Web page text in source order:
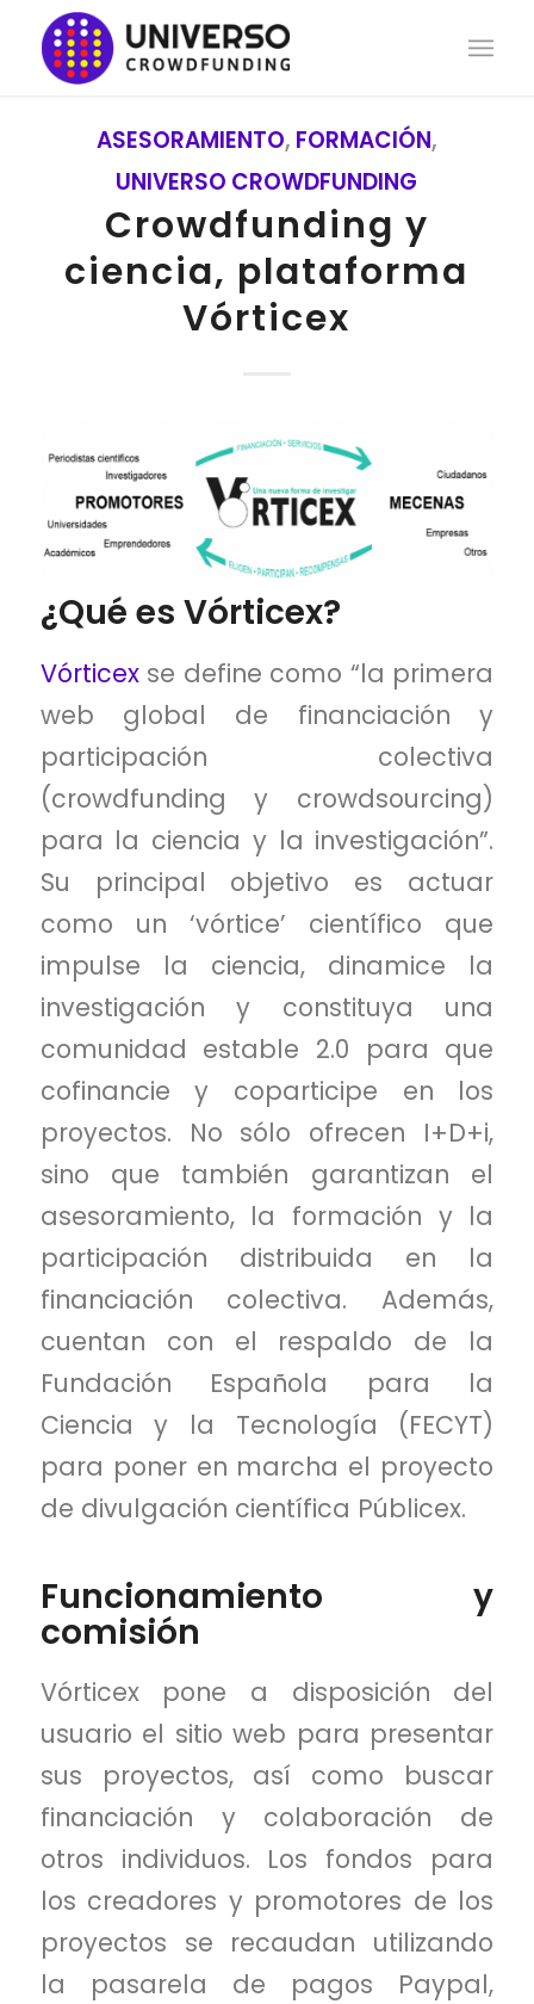
ASESORAMIENTO, FORMACIÓN,
UNIVERSO CROWDFUNDING
Crowdfunding y
ciencia, plataforma
Vórticex
¿Qué es Vórticex?
Vórticexse define como “la primera
web global de financiación y
participación colectiva
(crowdfunding y crowdsourcing)
para la ciencia y la investigación”.
Su principal objetivo es actuar
como un ‘vórtice’ científico que
impulse la ciencia, dinamice la
investigación y constituya una
comunidad estable 2.0 para que
cofinancie y coparticipe en los
proyectos. No sólo ofrecen I+D+i,
sino que también garantizan el
asesoramiento, la formación y la
participación distribuida en la
financiación colectiva. Además,
cuentan con el respaldo de la
Fundación Española para la
Ciencia y la Tecnología (FECYT)
para poner en marcha el proyecto
de divulgación científica Públicex.
Funcionamiento y
comisión
Vórticex pone a disposición del
usuario el sitio web para presentar
sus proyectos, así como buscar
financiación y colaboración de
otros individuos. Los fondos para
los creadores y promotores de los
proyectos se recaudan utilizando
la pasarela de pagos Paypal,